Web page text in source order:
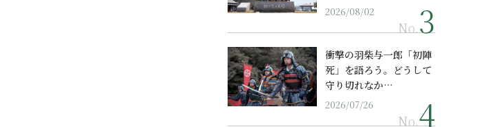
2026/08/02
No.
衝撃の羽柴与一郎「初陣
死」を語ろう。どうして
守り切れなか…
2026/07/26
No.